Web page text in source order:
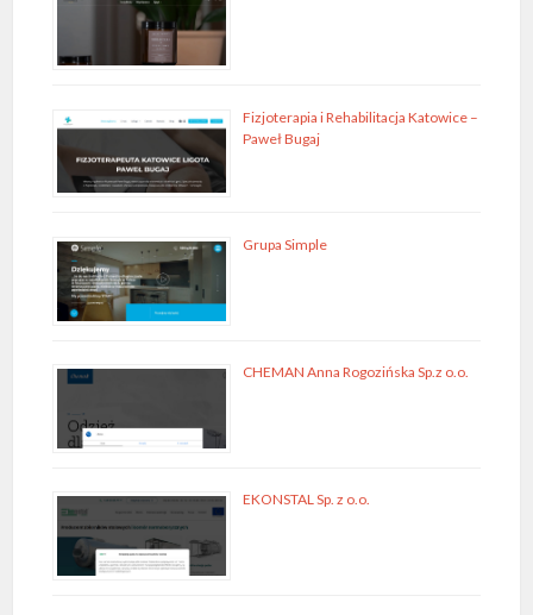
Fizjoterapia i Rehabilitacja Katowice –
Paweł Bugaj
Grupa Simple
CHEMAN Anna Rogozińska Sp.z o.o.
EKONSTAL Sp. z o.o.